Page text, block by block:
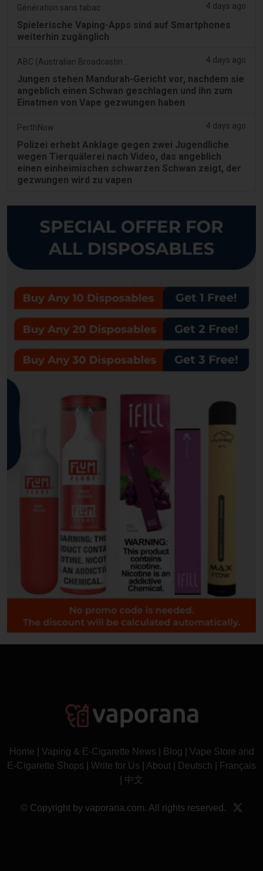
Génération sans tabac 4 days ago
Spielerische Vaping-Apps sind auf Smartphones
weiterhin zugänglich
4 days ago
Jungen stehen Mandurah-Gericht vor, nachdem sie
angeblich einen Schwan geschlagen und ihn zum
Einatmen von Vape gezwungen haben
PerthNow 4 days ago
Polizei erhebt Anklage gegen zwei Jugendliche
wegen Tierquälerei nach Video, das angeblich
einen einheimischen schwarzen Schwan zeigt, der
gezwungen wird zu vapen
Home Vaping & E-Cigarette News Blog
Vape Store and
E-Cigarette Shops
Write for Us About Deutsch
Français
中文
© Copyright by vaporana.com. All rights reserved.